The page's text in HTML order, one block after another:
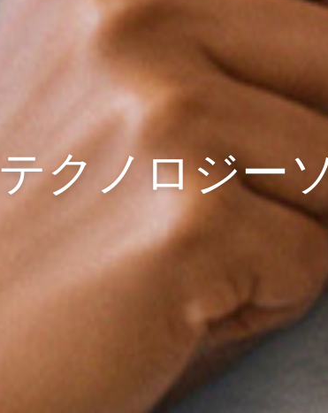
テクノロジー